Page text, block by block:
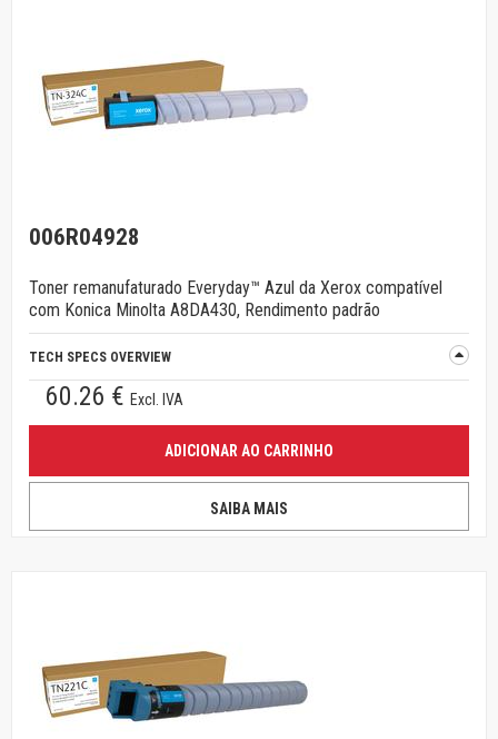
006R04928
Toner remanufaturado Everyday™ Azul da Xerox compatível
com Konica Minolta A8DA430, Rendimento padrão
TECH SPECS OVERVIEW
60.26 € Excl. IVA
ADICIONAR AO CARRINHO
SAIBA MAIS